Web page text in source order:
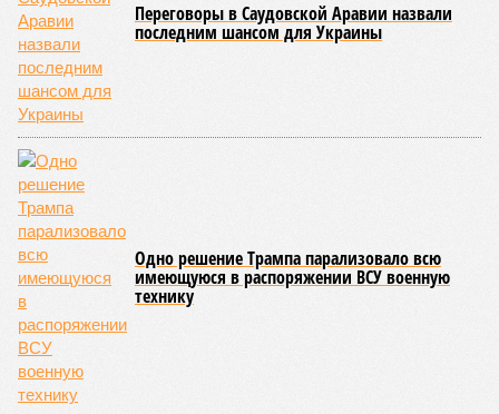
Переговоры в Саудовской Аравии назвали
последним шансом для Украины
Одно решение Трампа парализовало всю
имеющуюся в распоряжении ВСУ военную
технику